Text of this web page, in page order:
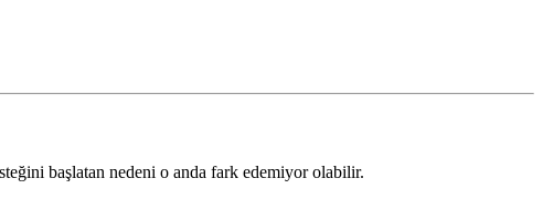
başlatan nedeni o anda fark edemiyor olabilir.